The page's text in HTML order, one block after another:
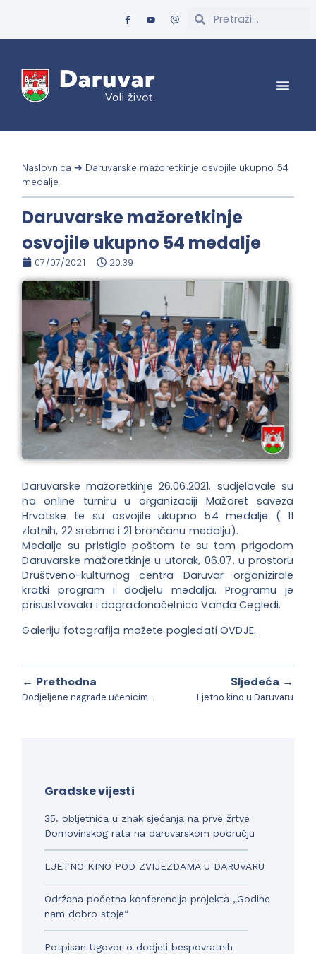
Naslovnica ➜ Daruvarske mažoretkinje osvojile ukupno 54
medalje
Daruvarske mažoretkinje
osvojile ukupno 54 medalje
07/07/2021 20:39
Daruvarske mažoretkinje 26.06.2021. sudjelovale su
na online turniru u organizaciji Mažoret saveza
Hrvatske te su osvojile ukupno 54 medalje ( 11
zlatnih, 22 srebrne i 21 brončanu medalju).
Medalje su pristigle poštom te su tom prigodom
Daruvarske mažoretkinje u utorak, 06.07. u prostoru
Društveno-kulturnog centra Daruvar organizirale
kratki program i dodjelu medalja. Programu je
prisustvovala i dogradonačelnica Vanda Cegledi.
Galeriju fotografija možete pogledatiOVDJE.
← Prethodna
Dodjeljene nagrade učenicima za izuzetne rezultate koje su postigli na državnim i međunarodnim natjecanjima te izvannastavnim aktivnostima i smotrama
Sljedeća →
Ljetno kino u Daruvaru
Gradske vijesti
35. obljetnica u znak sjećanja na prve žrtve
Domovinskog rata na daruvarskom području
LJETNO KINO POD ZVIJEZDAMA U DARUVARU
Održana početna konferencija projekta „Godine
nam dobro stoje“
Potpisan Ugovor o dodjeli bespovratnih